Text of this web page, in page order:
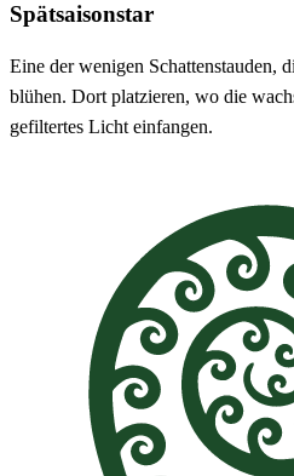
Spätsaisonstar
Eine der wenigen Schattenstauden,
blühen. Dort platzieren, wo die
gefiltertes Licht einfangen.